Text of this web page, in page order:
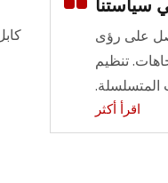
على رؤى
تنظيم
المتسلسلة.
اقرأ أكثر